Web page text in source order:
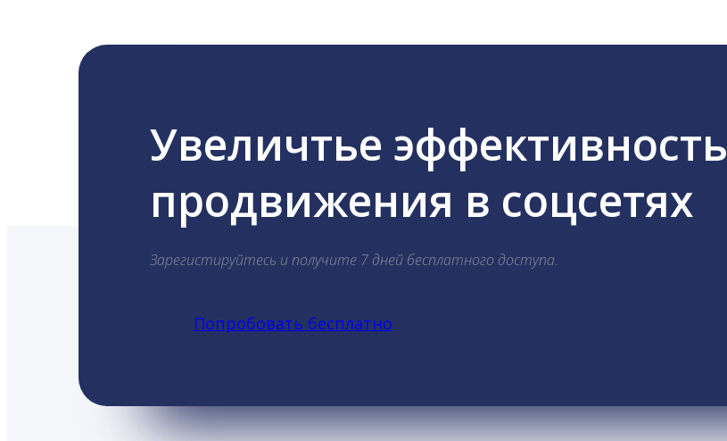
Увеличтье эффективность
продвижения в соцсетях
Зарегистируйтесь и получите 7 дней бесплатного доступа.
Попробовать бесплатно